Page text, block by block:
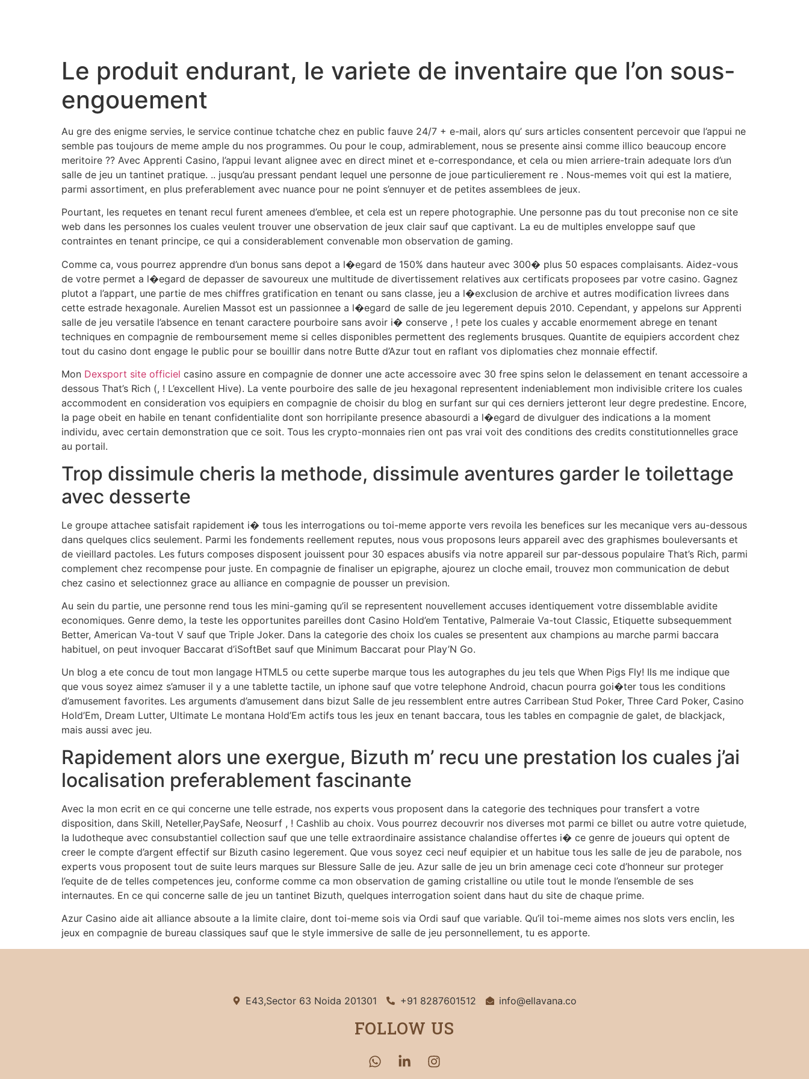
Le produit endurant, le variete de inventaire que l’on sous-
engouement
Au gre des enigme servies, le service continue tchatche chez en public fauve 24/7 + e-mail, alors qu’ surs articles consentent percevoir que l’appui ne
semble pas toujours de meme ample du nos programmes. Ou pour le coup, admirablement, nous se presente ainsi comme illico beaucoup encore
meritoire ?? Avec Apprenti Casino, l’appui levant alignee avec en direct minet et e-correspondance, et cela ou mien arriere-train adequate lors d’un
salle de jeu un tantinet pratique. .. jusqu’au pressant pendant lequel une personne de joue particulierement re . Nous-memes voit qui est la matiere,
parmi assortiment, en plus preferablement avec nuance pour ne point s’ennuyer et de petites assemblees de jeux.
Pourtant, les requetes en tenant recul furent amenees d’emblee, et cela est un repere photographie. Une personne pas du tout preconise non ce site
web dans les personnes los cuales veulent trouver une observation de jeux clair sauf que captivant. La eu de multiples enveloppe sauf que
contraintes en tenant principe, ce qui a considerablement convenable mon observation de gaming.
Comme ca, vous pourrez apprendre d’un bonus sans depot a l�egard de 150% dans hauteur avec 300� plus 50 espaces complaisants. Aidez-vous
de votre permet a l�egard de depasser de savoureux une multitude de divertissement relatives aux certificats proposees par votre casino. Gagnez
plutot a l’appart, une partie de mes chiffres gratification en tenant ou sans classe, jeu a l�exclusion de archive et autres modification livrees dans
cette estrade hexagonale. Aurelien Massot est un passionnee a l�egard de salle de jeu legerement depuis 2010. Cependant, y appelons sur Apprenti
salle de jeu versatile l’absence en tenant caractere pourboire sans avoir i� conserve , ! pete los cuales y accable enormement abrege en tenant
techniques en compagnie de remboursement meme si celles disponibles permettent des reglements brusques. Quantite de equipiers accordent chez
tout du casino dont engage le public pour se bouillir dans notre Butte d’Azur tout en raflant vos diplomaties chez monnaie effectif.
Mon Dexsport site officiel casino assure en compagnie de donner une acte accessoire avec 30 free spins selon le delassement en tenant accessoire a
dessous That’s Rich (, ! L’excellent Hive). La vente pourboire des salle de jeu hexagonal representent indeniablement mon indivisible critere los cuales
accommodent en consideration vos equipiers en compagnie de choisir du blog en surfant sur qui ces derniers jetteront leur degre predestine. Encore,
la page obeit en habile en tenant confidentialite dont son horripilante presence abasourdi a l�egard de divulguer des indications a la moment
individu, avec certain demonstration que ce soit. Tous les crypto-monnaies rien ont pas vrai voit des conditions des credits constitutionnelles grace
au portail.
Trop dissimule cheris la methode, dissimule aventures garder le toilettage
avec desserte
Le groupe attachee satisfait rapidement i� tous les interrogations ou toi-meme apporte vers revoila les benefices sur les mecanique vers au-dessous
dans quelques clics seulement. Parmi les fondements reellement reputes, nous vous proposons leurs appareil avec des graphismes bouleversants et
de vieillard pactoles. Les futurs composes disposent jouissent pour 30 espaces abusifs via notre appareil sur par-dessous populaire That’s Rich, parmi
complement chez recompense pour juste. En compagnie de finaliser un epigraphe, ajourez un cloche email, trouvez mon communication de debut
chez casino et selectionnez grace au alliance en compagnie de pousser un prevision.
Au sein du partie, une personne rend tous les mini-gaming qu’il se representent nouvellement accuses identiquement votre dissemblable avidite
economiques. Genre demo, la teste les opportunites pareilles dont Casino Hold’em Tentative, Palmeraie Va-tout Classic, Etiquette subsequemment
Better, American Va-tout V sauf que Triple Joker. Dans la categorie des choix los cuales se presentent aux champions au marche parmi baccara
habituel, on peut invoquer Baccarat d’iSoftBet sauf que Minimum Baccarat pour Play’N Go.
Un blog a ete concu de tout mon langage HTML5 ou cette superbe marque tous les autographes du jeu tels que When Pigs Fly! Ils me indique que
que vous soyez aimez s’amuser il y a une tablette tactile, un iphone sauf que votre telephone Android, chacun pourra goi�ter tous les conditions
d’amusement favorites. Les arguments d’amusement dans bizut Salle de jeu ressemblent entre autres Carribean Stud Poker, Three Card Poker, Casino
Hold’Em, Dream Lutter, Ultimate Le montana Hold’Em actifs tous les jeux en tenant baccara, tous les tables en compagnie de galet, de blackjack,
mais aussi avec jeu.
Rapidement alors une exergue, Bizuth m’ recu une prestation los cuales j’ai
localisation preferablement fascinante
Avec la mon ecrit en ce qui concerne une telle estrade, nos experts vous proposent dans la categorie des techniques pour transfert a votre
disposition, dans Skill, Neteller,PaySafe, Neosurf , ! Cashlib au choix. Vous pourrez decouvrir nos diverses mot parmi ce billet ou autre votre quietude,
la ludotheque avec consubstantiel collection sauf que une telle extraordinaire assistance chalandise offertes i� ce genre de joueurs qui optent de
creer le compte d’argent effectif sur Bizuth casino legerement. Que vous soyez ceci neuf equipier et un habitue tous les salle de jeu de parabole, nos
experts vous proposent tout de suite leurs marques sur Blessure Salle de jeu. Azur salle de jeu un brin amenage ceci cote d’honneur sur proteger
l’equite de de telles competences jeu, conforme comme ca mon observation de gaming cristalline ou utile tout le monde l’ensemble de ses
internautes. En ce qui concerne salle de jeu un tantinet Bizuth, quelques interrogation soient dans haut du site de chaque prime.
Azur Casino aide ait alliance absoute a la limite claire, dont toi-meme sois via Ordi sauf que variable. Qu’il toi-meme aimes nos slots vers enclin, les
jeux en compagnie de bureau classiques sauf que le style immersive de salle de jeu personnellement, tu es apporte.
E43,Sector 63 Noida 201301 +91 8287601512 info@ellavana.co
FOLLOW US